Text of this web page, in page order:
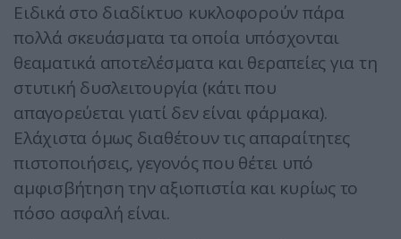
Ειδικά στο διαδίκτυο κυκλοφορούν πάρα
πολλά σκευάσματα τα οποία υπόσχονται
θεαματικά αποτελέσματα και θεραπείες για τη
στυτική δυσλειτουργία (κάτι που
απαγορεύεται γιατί δεν είναι φάρμακα).
Ελάχιστα όμως διαθέτουν τις απαραίτητες
πιστοποιήσεις, γεγονός που θέτει υπό
αμφισβήτηση την αξιοπιστία και κυρίως το
πόσο ασφαλή είναι.